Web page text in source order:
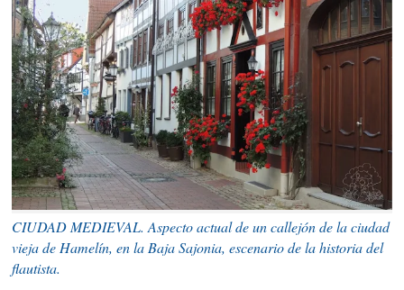
CIUDAD MEDIEVAL. Aspecto actual de un callejón de la ciudad
vieja de Hamelín, en la Baja Sajonia, escenario de la historia del
flautista.